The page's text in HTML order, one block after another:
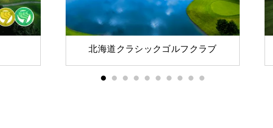
北海道クラシックゴルフクラブ